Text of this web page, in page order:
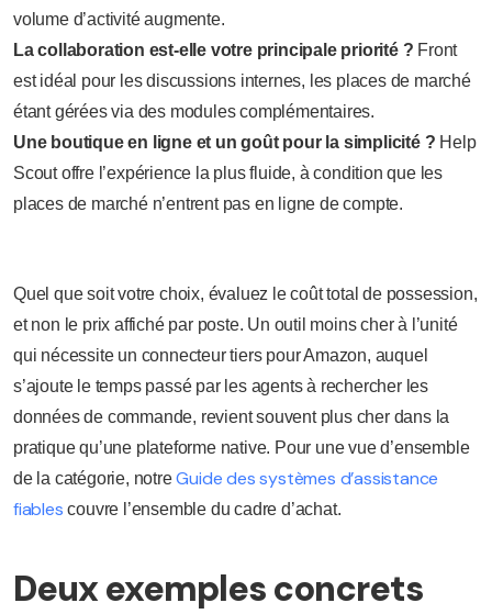
volume d’activité augmente.
La collaboration est-elle votre principale priorité ? Front
est idéal pour les discussions internes, les places de marché
étant gérées via des modules complémentaires.
Une boutique en ligne et un goût pour la simplicité ? Help
Scout offre l’expérience la plus fluide, à condition que les
places de marché n’entrent pas en ligne de compte.
Quel que soit votre choix, évaluez le coût total de possession,
et non le prix affiché par poste. Un outil moins cher à l’unité
qui nécessite un connecteur tiers pour Amazon, auquel
s’ajoute le temps passé par les agents à rechercher les
données de commande, revient souvent plus cher dans la
pratique qu’une plateforme native. Pour une vue d’ensemble
de la catégorie, notreGuide des systèmes d’assistance
fiables couvre l’ensemble du cadre d’achat.
Deux exemples concrets